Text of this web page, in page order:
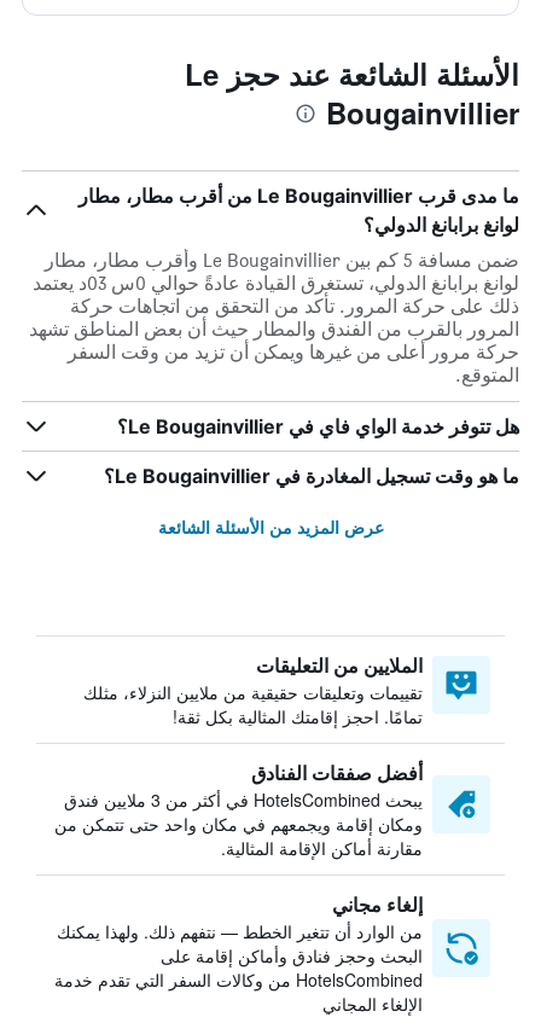
الأسئلة الشائعة عند حجز Le
Bougainvillier
ما مدى قرب Le Bougainvillier من أقرب مطار، مطار
لوانغ برابانغ الدولي؟
ضمن مسافة 5 كم بين Le Bougainvillier وأقرب مطار، مطار
لوانغ برابانغ الدولي، تستغرق القيادة عادةً حوالي 0س 03د يعتمد
ذلك على حركة المرور. تأكد من التحقق من اتجاهات حركة
المرور بالقرب من الفندق والمطار حيث أن بعض المناطق تشهد
حركة مرور أعلى من غيرها ويمكن أن تزيد من وقت السفر
المتوقع.
هل تتوفر خدمة الواي فاي في Le Bougainvillier؟
ما هو وقت تسجيل المغادرة في Le Bougainvillier؟
عرض المزيد من الأسئلة الشائعة
الملايين من التعليقات
تقييمات وتعليقات حقيقية من ملايين النزلاء، مثلك
تمامًا. احجز إقامتك المثالية بكل ثقة!
أفضل صفقات الفنادق
يبحث HotelsCombined في أكثر من 3 ملايين فندق
ومكان إقامة ويجمعهم في مكان واحد حتى تتمكن من
مقارنة أماكن الإقامة المثالية.
إلغاء مجاني
من الوارد أن تتغير الخطط — نتفهم ذلك. ولهذا يمكنك
البحث وحجز فنادق وأماكن إقامة على
HotelsCombined من وكالات السفر التي تقدم خدمة
الإلغاء المجاني